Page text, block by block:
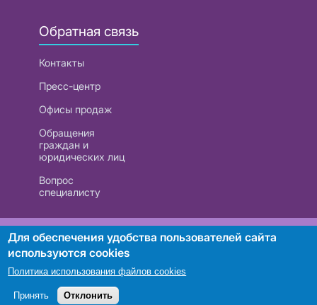
Обратная связь
Контакты
Пресс-центр
Офисы продаж
Обращения
граждан и
юридических лиц
Вопрос
специалисту
РУП «Белтелеком». УНП 101007741
Поиск
Для обеспечения удобства пользователей сайта
используются cookies
Политика использования файлов cookies
Принять Отклонить